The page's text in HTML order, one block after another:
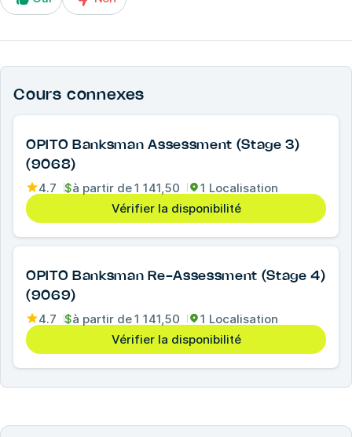
Cours connexes
OPITO Banksman Assessment (Stage 3)
(9068)
4.7 $à partir de1 141,50
1 Localisation
Vérifier la disponibilité
OPITO Banksman Re-Assessment (Stage 4)
(9069)
4.7 $à partir de1 141,50
1 Localisation
Vérifier la disponibilité